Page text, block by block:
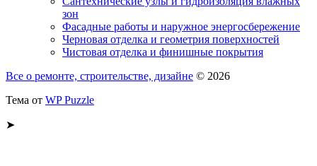
зон
Фасадные работы и наружное энергосбережение
Черновая отделка и геометрия поверхностей
Чистовая отделка и финишные покрытия
Все о ремонте, строительстве, дизайне © 2026
Тема от WP Puzzle
➤